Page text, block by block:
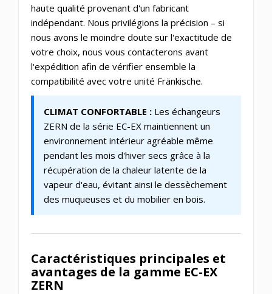
haute qualité provenant d'un fabricant
indépendant. Nous privilégions la précision – si
nous avons le moindre doute sur l'exactitude de
votre choix, nous vous contacterons avant
l'expédition afin de vérifier ensemble la
compatibilité avec votre unité Fränkische.
CLIMAT CONFORTABLE : Les échangeurs
ZERN de la série EC-EX maintiennent un
environnement intérieur agréable même
pendant les mois d'hiver secs grâce à la
récupération de la chaleur latente de la
vapeur d'eau, évitant ainsi le dessèchement
des muqueuses et du mobilier en bois.
Caractéristiques principales et
avantages de la gamme EC-EX
ZERN